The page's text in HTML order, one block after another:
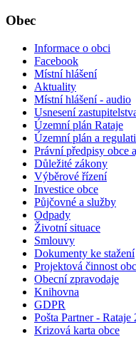
Obec
Informace o obci
Facebook
Místní hlášení
Aktuality
Místní hlášení - audio
Usnesení
Územní plán Rataje
Územní plán a
Právní předpisy obce
Důležité zákony
Výběrové řízení
Investice obce
Půjčovné a služby
Odpady
Životní situace
Smlouvy
Dokumenty ke stažení
Projektová činnost
Obecní zpravodaje
Knihovna
GDPR
Pošta Partner - Rataje
Krizová karta obce